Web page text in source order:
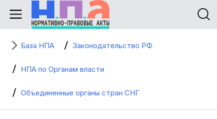
База НПА Законодательство РФ
НПА по Органам власти
Объединенные органы стран СНГ